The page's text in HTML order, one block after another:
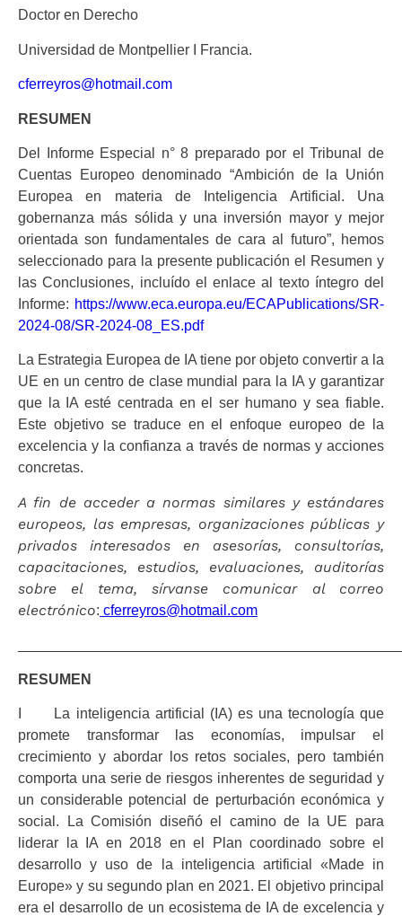
Doctor en Derecho
Universidad de Montpellier I Francia.
cferreyros@hotmail.com
RESUMEN
Del Informe Especial n° 8 preparado por el Tribunal de
Cuentas Europeo denominado “Ambición de la Unión
Europea en materia de Inteligencia Artificial. Una
gobernanza más sólida y una inversión mayor y mejor
orientada son fundamentales de cara al futuro”, hemos
seleccionado para la presente publicación el Resumen y
las Conclusiones, incluído el enlace al texto íntegro del
Informe: https://www.eca.europa.eu/ECAPublications/SR-
2024-08/SR-2024-08_ES.pdf
La Estrategia Europea de IA tiene por objeto convertir a la
UE en un centro de clase mundial para la IA y garantizar
que la IA esté centrada en el ser humano y sea fiable.
Este objetivo se traduce en el enfoque europeo de la
excelencia y la confianza a través de normas y acciones
concretas.
A fin de acceder a normas similares y estándares
europeos, las empresas, organizaciones públicas y
privados interesados en asesorías, consultorías,
capacitaciones, estudios, evaluaciones, auditorías
sobre el tema, sírvanse comunicar al correo
electrónico: cferreyros@hotmail.com
RESUMEN
I La inteligencia artificial (IA) es una tecnología que
promete transformar las economías, impulsar el
crecimiento y abordar los retos sociales, pero también
comporta una serie de riesgos inherentes de seguridad y
un considerable potencial de perturbación económica y
social. La Comisión diseñó el camino de la UE para
liderar la IA en 2018 en el Plan coordinado sobre el
desarrollo y uso de la inteligencia artificial «Made in
Europe» y su segundo plan en 2021. El objetivo principal
era el desarrollo de un ecosistema de IA de excelencia y